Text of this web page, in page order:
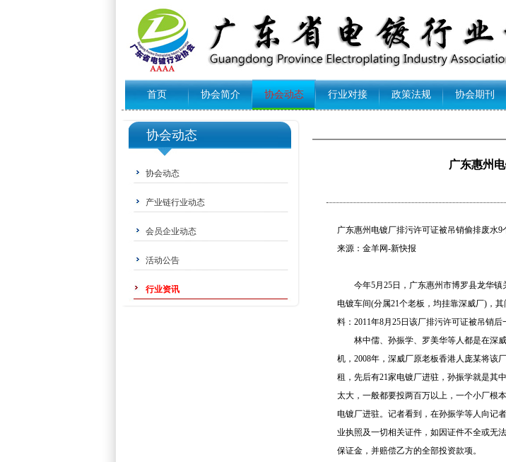
首页 协会简介 协会动态 行业对接 政策法规 协会期刊
协会动态
协会动态
产业链行业动态
会员企业动态
活动公告
行业资讯
广东惠州
广东惠州电镀厂排污许可证被吊销偷排废水9
来源：金羊网-新快报
今年5月25日，广东惠州市博罗县龙华镇
电镀车间(分属21个老板，均挂靠深威厂)，
料：2011年8月25日该厂排污许可证被吊销后
林中儒、孙振学、罗美华等人都是在深威
机，2008年，深威厂原老板香港人庞某将该
租，先后有21家电镀厂进驻，孙振学就是其
太大，一般都要投两百万以上，一个小厂根
电镀厂进驻。记者看到，在孙振学等人向记
业执照及一切相关证件，如因证件不全或无
保证金，并赔偿乙方的全部投资款项。